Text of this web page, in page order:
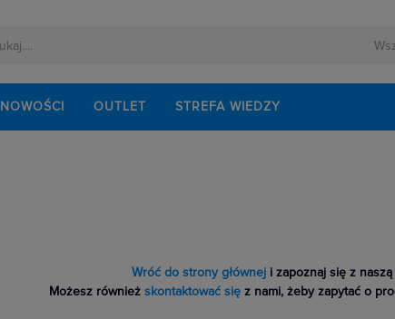
NOWOŚCI OUTLET STREFA WIEDZY
Wróć do strony głównej i zapoznaj się z
Możesz również skontaktować się z nami, żeby zapytać o